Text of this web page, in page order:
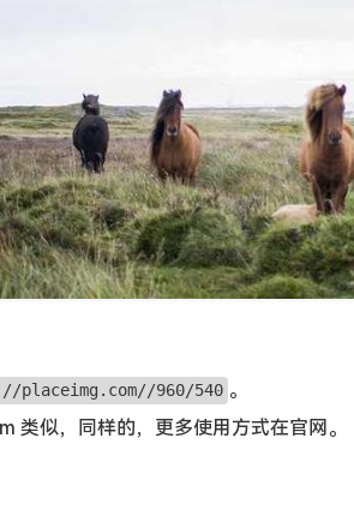
placeimg.com//960/540 。
类似，同样的，更多使用方式在官网。